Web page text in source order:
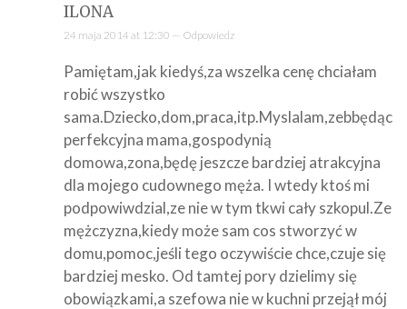
ILONA
24 maja 2014 at 12:30 — Odpowiedz
Pamiętam,jak kiedyś,za wszelka cenę chciałam
robić wszystko
sama.Dziecko,dom,praca,itp.Myslalam,zebbędąc
perfekcyjna mama,gospodynią
domowa,zona,będę jeszcze bardziej atrakcyjna
dla mojego cudownego męża. I wtedy ktoś mi
podpowiwdzial,ze nie w tym tkwi cały szkopul.Ze
mężczyzna,kiedy może sam cos stworzyć w
domu,pomoc,jeśli tego oczywiście chce,czuje się
bardziej mesko. Od tamtej pory dzielimy się
obowiązkami,a szefowa nie w kuchni przejął mój